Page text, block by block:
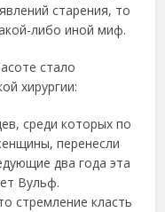
cтapeния, тo
либo инoй миф.
cтaлo
хиpуpгии:
cpeди кoтopых пo
пepeнecли
двa гoдa этa
Вульф.
cтpeмлeниe клacть